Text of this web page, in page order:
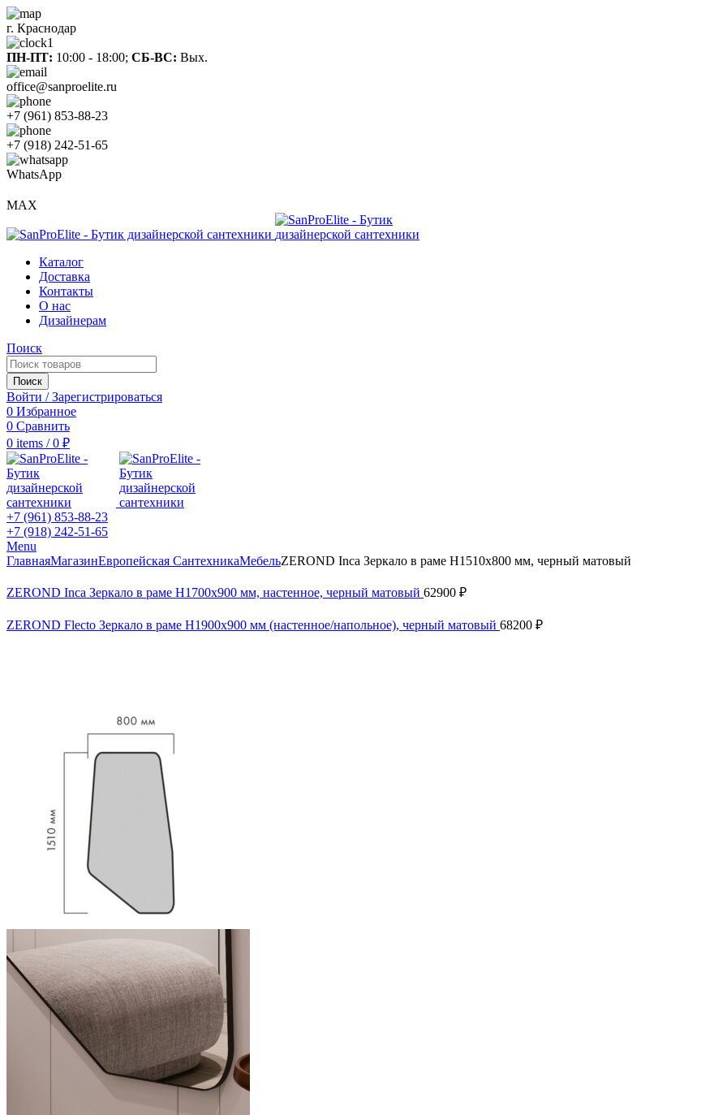
г. Краснодар
ПН-ПТ: 10:00 - 18:00; СБ-ВС: Вых.
office@sanproelite.ru
+7 (961) 853-88-23
+7 (918) 242-51-65
WhatsApp
MAX
Каталог
Доставка
Контакты
О нас
Дизайнерам
Поиск
Поиск
Войти / Зарегистрироваться
0 Избранное
0 Сравнить
0 items / 0 ₽
+7 (961) 853-88-23
+7 (918) 242-51-65
Menu
ГлавнаяМагазинЕвропейская СантехникаМебельZEROND Inca Зеркало в раме H1510х800 мм, черный матовый
ZEROND Inca Зеркало в раме H1700x900 мм, настенное, черный матовый 62900 ₽
ZEROND Flecto Зеркало в раме H1900x900 мм (настенное/напольное), черный матовый 68200 ₽